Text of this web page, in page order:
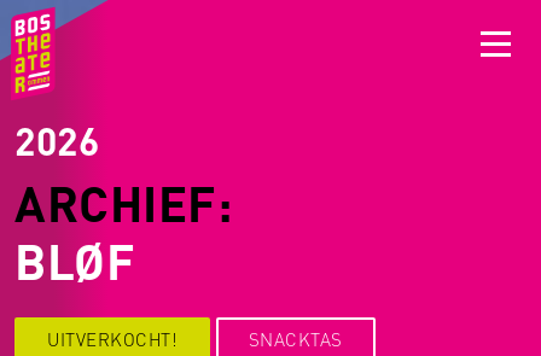
2026
ARCHIEF:
BLØF
UITVERKOCHT! SNACKTAS